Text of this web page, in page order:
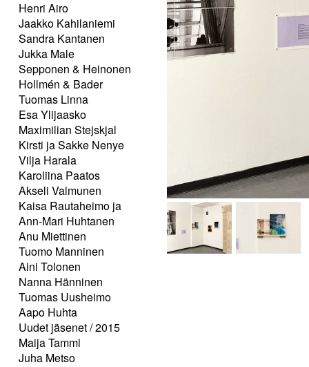
Henri Airo
Jaakko Kahilaniemi
Sandra Kantanen
Jukka Male
Sepponen & Heinonen
Hollmén & Bader
Tuomas Linna
Esa Ylijaasko
Maximilian Stejskjal
Kirsti ja Sakke Nenye
Vilja Harala
Karoliina Paatos
Akseli Valmunen
Kaisa Rautaheimo ja
Ann-Mari Huhtanen
Anu Miettinen
Tuomo Manninen
Aini Tolonen
Nanna Hänninen
Tuomas Uusheimo
Aapo Huhta
Uudet jäsenet / 2015
Maija Tammi
Juha Metso